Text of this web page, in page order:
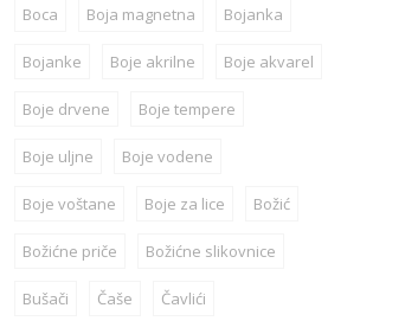
Boca Boja magnetna Bojanka
Bojanke Boje akrilne Boje akvarel
Boje drvene Boje tempere
Boje uljne Boje vodene
Boje voštane Boje za lice Božić
Božićne priče Božićne slikovnice
Bušači Čaše Čavlići